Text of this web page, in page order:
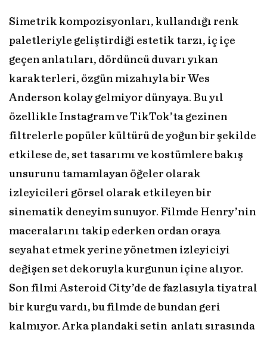
Simetrik kompozisyonları, kullandığı renk
paletleriyle geliştirdiği estetik tarzı, iç içe
geçen anlatıları, dördüncü duvarı yıkan
karakterleri, özgün mizahıyla bir Wes
Anderson kolay gelmiyor dünyaya. Bu yıl
özellikle Instagram ve TikTok’ta gezinen
filtrelerle popüler kültürü de yoğun bir şekilde
etkilese de, set tasarımı ve kostümlere bakış
unsurunu tamamlayan öğeler olarak
izleyicileri görsel olarak etkileyen bir
sinematik deneyim sunuyor. Filmde Henry’nin
maceralarını takip ederken ordan oraya
seyahat etmek yerine yönetmen izleyiciyi
değişen set dekoruyla kurgunun içine alıyor.
Son filmi Asteroid City’de de fazlasıyla tiyatral
bir kurgu vardı, bu filmde de bundan geri
kalmıyor. Arka plandaki setin anlatı sırasında